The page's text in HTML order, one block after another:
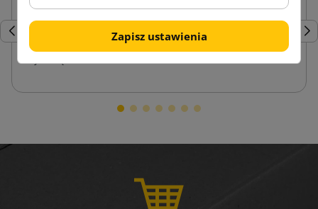
Polecam! Najlepszy dostawca, z jakim
współpracowałam. Szybka wysyłka, miła
ważniejsze duży wybór. Zamawiam
Zapisz ustawienia